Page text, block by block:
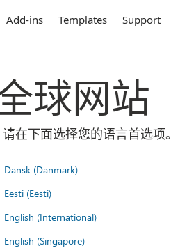
Add-ins Templates Support
球网站
在下面选择您的语言首选项。
Dansk (Danmark)
Eesti (Eesti)
English (International)
English (Singapore)